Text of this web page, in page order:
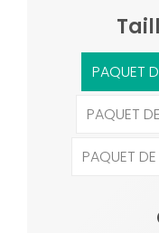
PAQUET
PAQUET
PAQUET